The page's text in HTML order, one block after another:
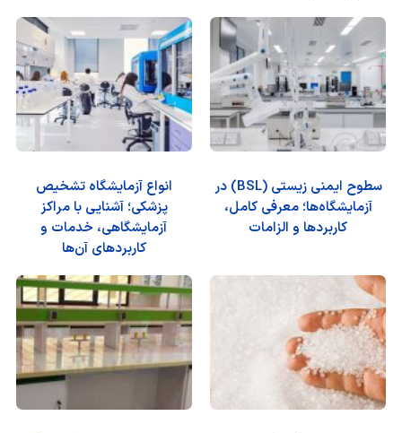
سطوح ایمنی زیستی (BSL) در
آزمایشگاه‌ها؛ معرفی کامل،
کاربردها و الزامات
انواع آزمایشگاه تشخیص
پزشکی؛ آشنایی با مراکز
آزمایشگاهی، خدمات و
کاربردهای آن‌ها